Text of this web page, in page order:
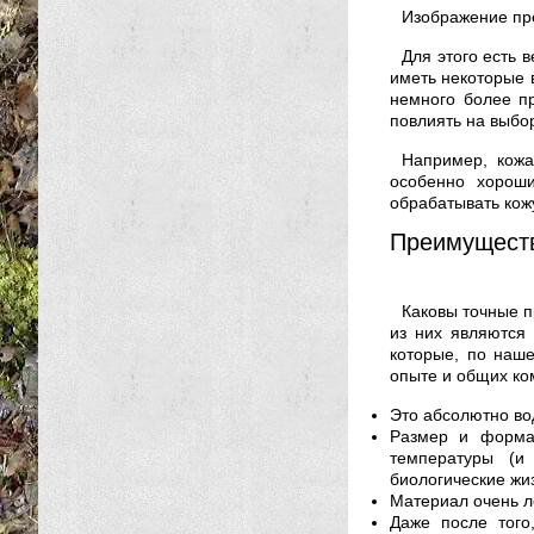
Изображение
Для этого есть
иметь некоторые
немного более
повлиять на
Например,
особенно
обрабатывать
Каковы точные
из них являются
которые, по
опыте и общих
Это абсолютно
Размер и форма
температуры
биологические
Материал очень
Даже после